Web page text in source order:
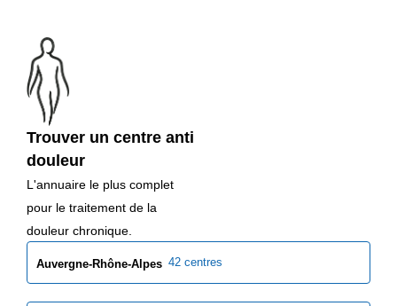
Trouver un centre anti
douleur
L'annuaire le plus complet
pour le traitement de la
douleur chronique.
Auvergne-Rhône-Alpes 42 centres